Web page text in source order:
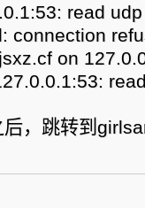
read
connection
on
，跳转到